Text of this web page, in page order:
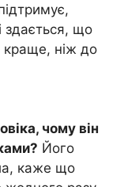
здається, що
краще, ніж до
чому він
Його
каже що